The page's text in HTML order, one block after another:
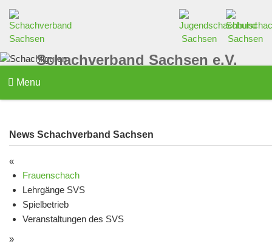
Schachverband Sachsen e.V.
Menu
News Schachverband Sachsen
«
Frauenschach
Lehrgänge SVS
Spielbetrieb
Veranstaltungen des SVS
»